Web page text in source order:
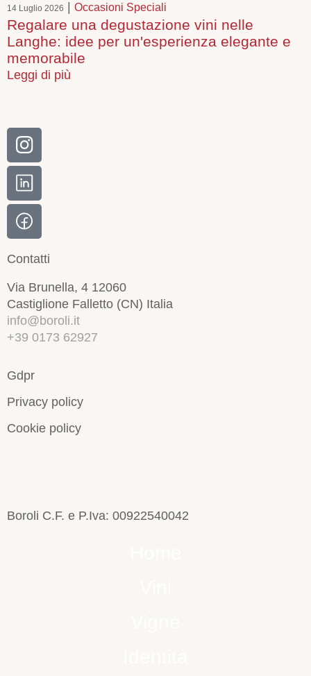
14 Luglio 2026 | Occasioni Speciali
Regalare una degustazione vini nelle
Langhe: idee per un'esperienza elegante e
memorabile
Leggi di più
Contatti
Via Brunella, 4 12060
Castiglione Falletto (CN) Italia
info@boroli.it
+39 0173 62927
Gdpr
Privacy policy
Cookie policy
Boroli C.F. e P.Iva: 00922540042